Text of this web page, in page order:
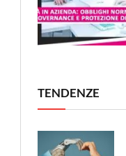
TENDENZE